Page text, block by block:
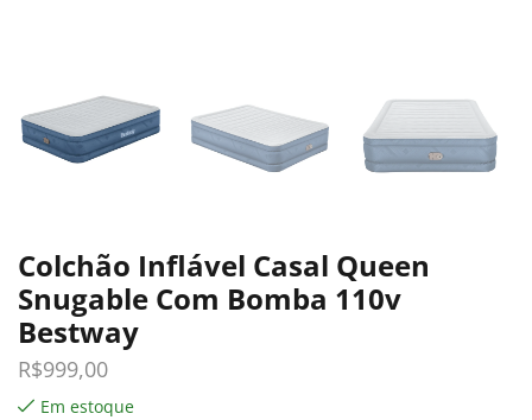
Colchão Inflável Casal Queen
Snugable Com Bomba 110v
Bestway
R$999,00
Em estoque